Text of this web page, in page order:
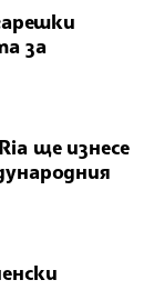
за
ще изнесе